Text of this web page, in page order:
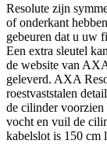
Resolute zijn
of onderkant
gebeuren dat u uw
Een extra sleutel
de website van
geleverd. AXA
roestvaststalen
de cilinder voorzien
vocht en vuil de
kabelslot is 150 cm